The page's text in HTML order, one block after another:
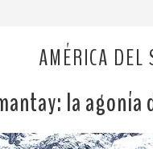
AMÉRICA DEL
la agonía